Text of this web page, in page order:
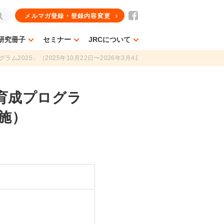
究冊子 セミナー JRCについて
メルマガ登録・登録内容変更
ム2025」（2025年10月22日〜2026年3月4日実施）
成プログラ
）